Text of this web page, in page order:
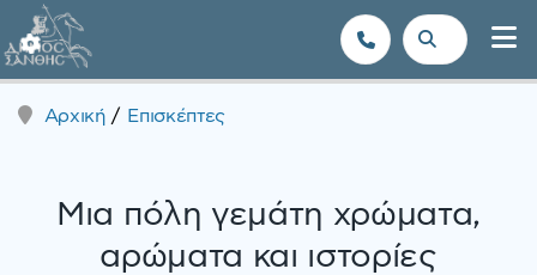
Δήμος Ξάνθης - Επίσημη
Αρχική Επισκέπτες
Μια πόλη γεμάτη χρώματα,
αρώματα και ιστορίες